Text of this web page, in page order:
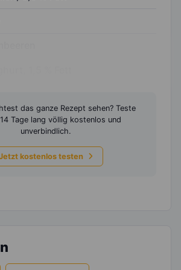
das ganze Rezept sehen? Teste
14 Tage lang völlig kostenlos und
unverbindlich.
kostenlos testen